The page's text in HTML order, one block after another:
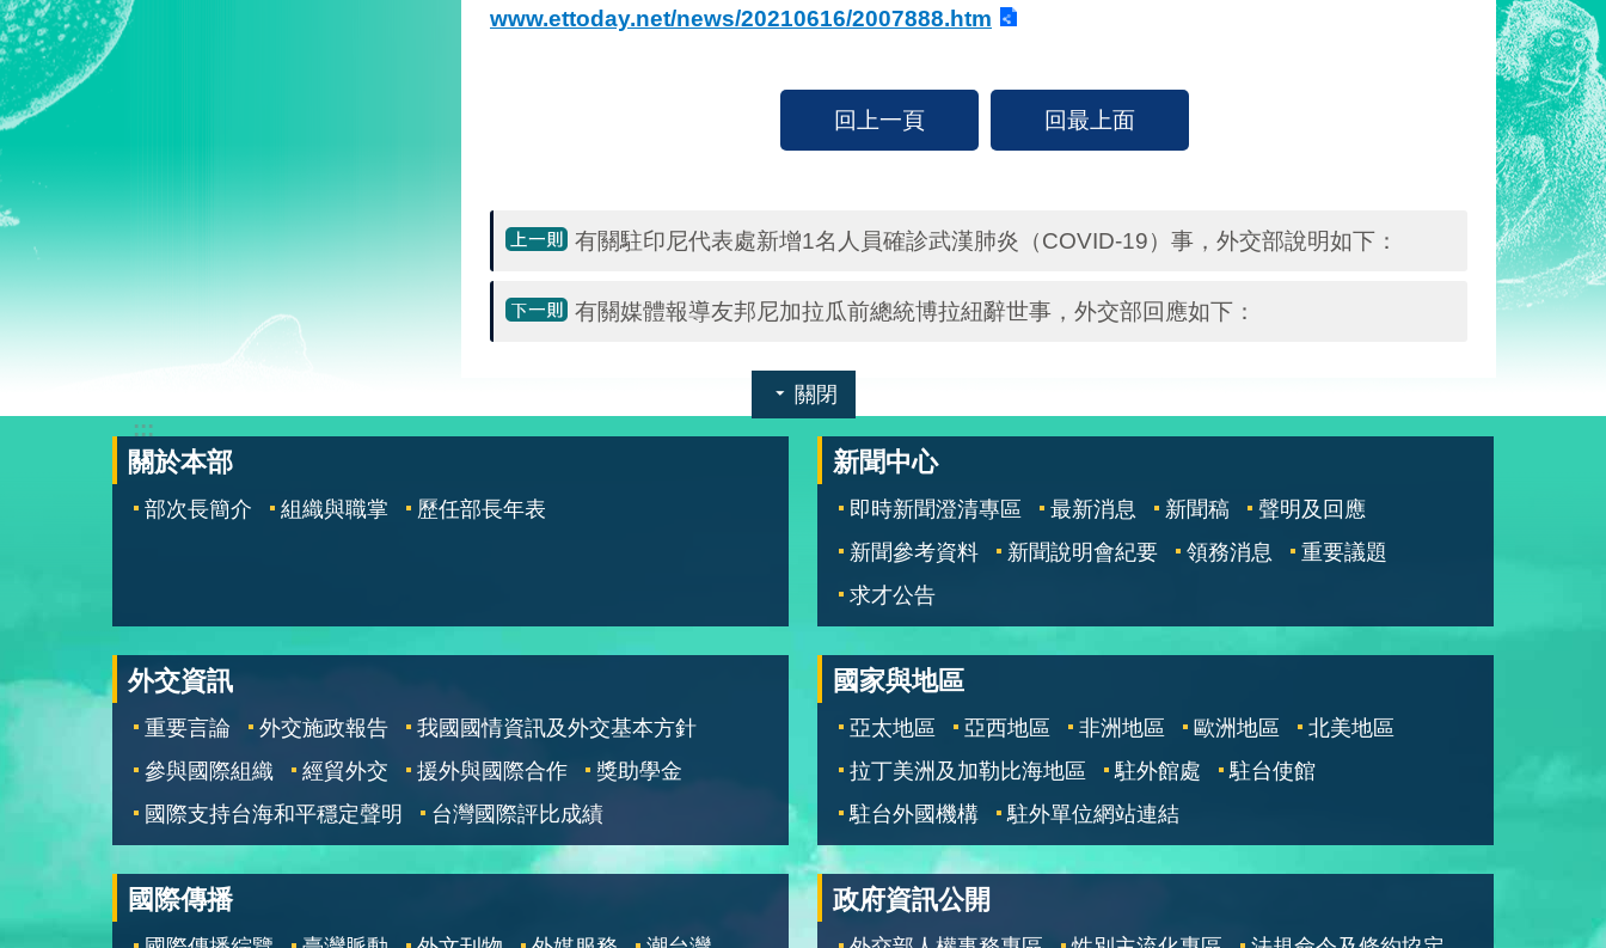
www.ettoday.net/news/20210616/2007888.htm
回上一頁 回最上面
有關駐印尼代表處新增1名人員確診武漢肺炎（COVID-19）事，外交部說明如下：
有關媒體報導友邦尼加拉瓜前總統博拉紐辭世事，外交部回應如下：
關閉
:::
關於本部
部次長簡介 組織與職掌 歷任部長年表
新聞中心
即時新聞澄清專區 最新消息 新聞稿
聲明及回應
新聞參考資料
新聞說明會紀要 領務消息
重要議題
求才公告
外交資訊
重要言論 外交施政報告
我國國情資訊及外交基本方針
參與國際組織
經貿外交 援外與國際合作
獎助學金
國際支持台海和平穩定聲明
台灣國際評比成績
國家與地區
亞太地區 亞西地區 非洲地區 歐洲地區
北美地區
拉丁美洲及加勒比海地區
駐外館處
駐台使館
駐台外國機構
駐外單位網站連結
國際傳播 政府資訊公開